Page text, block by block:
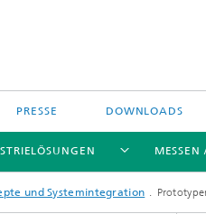
PRESSE DOWNLOADS
und Systemintegration